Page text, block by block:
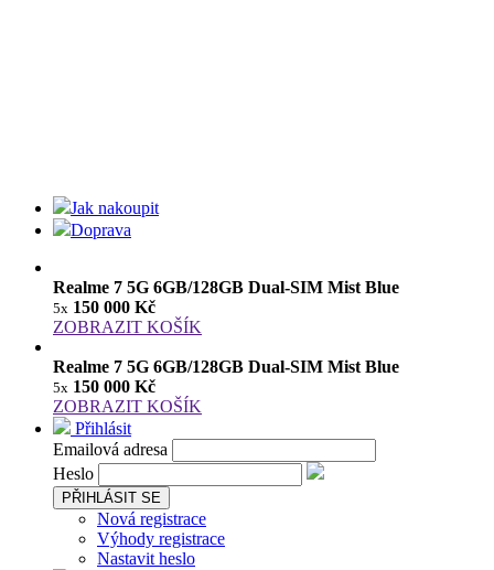
Jak nakoupit
Doprava
Realme 7 5G 6GB/128GB Dual-SIM Mist Blue
5x 150 000 Kč
ZOBRAZIT KOŠÍK
Realme 7 5G 6GB/128GB Dual-SIM Mist Blue
5x 150 000 Kč
ZOBRAZIT KOŠÍK
Přihlásit
Emailová adresa
Heslo
PŘIHLÁSIT SE
Nová registrace
Výhody registrace
Nastavit heslo